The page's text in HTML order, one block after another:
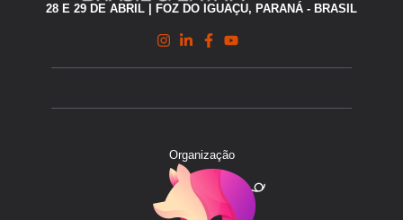
28 E 29 DE ABRIL | FOZ DO IGUAÇU, PARANÁ - BRASIL
Organização